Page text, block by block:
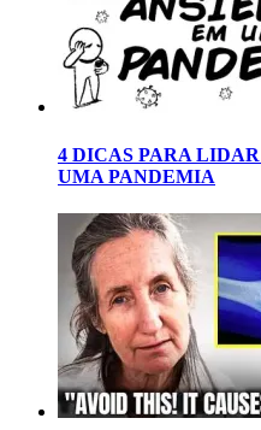
4 DICAS PARA
UMA PANDEMIA